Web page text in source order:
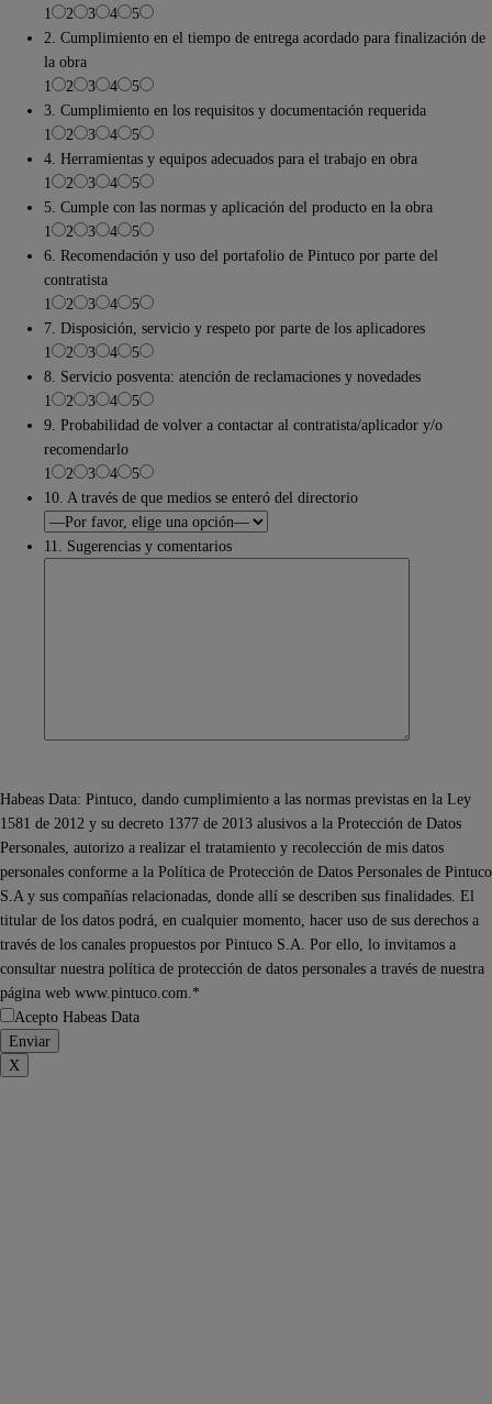
1
2 3 4
5
2. Cumplimiento en el tiempo de entrega acordado para finalización de
la obra
1
2 3 4
5
3. Cumplimiento en los requisitos y documentación requerida
1
2 3 4
5
4. Herramientas y equipos adecuados para el trabajo en obra
1
2 3 4
5
5. Cumple con las normas y aplicación del producto en la obra
1
2 3 4
5
6. Recomendación y uso del portafolio de Pintuco por parte del
contratista
1
2 3 4
5
7. Disposición, servicio y respeto por parte de los aplicadores
1
2 3 4
5
8. Servicio posventa: atención de reclamaciones y novedades
1
2 3 4
5
9. Probabilidad de volver a contactar al contratista/aplicador y/o
recomendarlo
1
2 3 4
5
10. A través de que medios se enteró del directorio
11. Sugerencias y comentarios
Habeas Data: Pintuco, dando cumplimiento a las normas previstas en la Ley
1581 de 2012 y su decreto 1377 de 2013 alusivos a la Protección de Datos
Personales, autorizo a realizar el tratamiento y recolección de mis datos
personales conforme a la Política de Protección de Datos Personales de Pintuco
S.A y sus compañías relacionadas, donde allí se describen sus finalidades. El
titular de los datos podrá, en cualquier momento, hacer uso de sus derechos a
través de los canales propuestos por Pintuco S.A. Por ello, lo invitamos a
consultar nuestra política de protección de datos personales a través de nuestra
página web www.pintuco.com.*
Acepto Habeas Data
X